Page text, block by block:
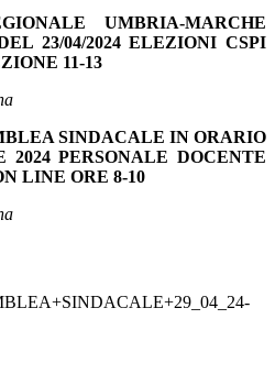
UMBRIA-MARCHE
23/04/2024 ELEZIONI CSPI
11-13
SINDACALE IN ORARIO
PERSONALE DOCENTE
LINE ORE 8-10